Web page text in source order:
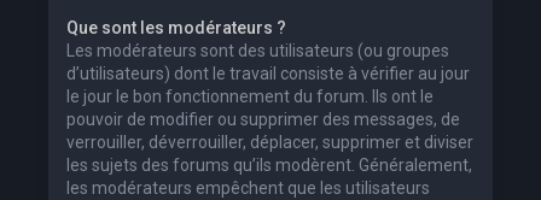
Que sont les modérateurs ?
Les modérateurs sont des utilisateurs (ou groupes
d’utilisateurs) dont le travail consiste à vérifier au jour
le jour le bon fonctionnement du forum. Ils ont le
pouvoir de modifier ou supprimer des messages, de
verrouiller, déverrouiller, déplacer, supprimer et diviser
les sujets des forums qu’ils modèrent. Généralement,
les modérateurs empêchent que les utilisateurs